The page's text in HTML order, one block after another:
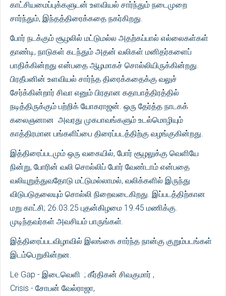
காட்சியமைப்புக்களுடன் உளவியல் சார்ந்தும் நடைமுறை
சார்ந்தும், இந்தத்திரைக்கதை நகர்கிறது.
போர் நடக்கும் சூழலில் மட்டுமல்ல அதற்கப்பால் எல்லைகள்கள்
தாண்டி, நாடுகள் கடந்தும் அதன் வலிகள் மனிதர்களைப்
பாதிக்கின்றது என்பதை ஆழமாகச் சொல்லியிருக்கின்றது.
பிரதீபனின் உளவியல் சார்ந்த திரைக்கதைக்கு வலுச்
சேர்க்கின்றார் சிவா எனும் பிரதான கதாபாத்திரத்தில்
நடித்திருக்கும் பற்றிக் யோகராஜன். ஒரு தேர்த்த நாடகக்
கலைஞனான அவரது முகபாவங்களும் உடல்மொழியும்
காத்திரமான பங்களிப்பை திரைப்படத்திற்கு வழங்குகின்றது.
இத்திரைப்படமும் ஒரு வகையில், போர் சூழலுக்கு வெளியே
நின்று, போரின் வலி சொல்லிப் போர் வேண்டாம் என்பதை
வலியுறுத்துவதோடு மட்டுமல்லாமல், வலிக்களில் இருந்து
விடுபடுதலையும் சொல்லி நிறைவடைகிறது. இப்படத்திற்கான
மறு காட்சி; 26.03.25 புதன்கிழமை 19.45 மணிக்கு.
முடிந்தவர்கள் அவசியம் பாருங்கள்.
இத்திரைப்படவிழாவில் இலங்கை சார்ந்த நான்கு குறும்படங்கள்
இடம்பெறுகின்றன.
Le Gap - இடைவெளி ; கீர்திகன் சிவகுமார் ,
Crisis - சோபன் வேல்ராஜா,